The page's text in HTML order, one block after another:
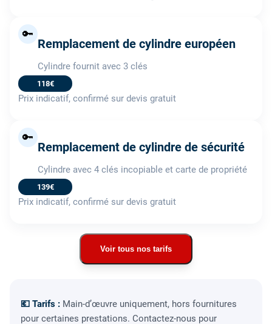
🔑
Remplacement de cylindre européen
Cylindre fournit avec 3 clés
118€
Prix indicatif, confirmé sur devis gratuit
🔑
Remplacement de cylindre de sécurité
Cylindre avec 4 clés incopiable et carte de propriété
139€
Prix indicatif, confirmé sur devis gratuit
Voir tous nos tarifs
💶 Tarifs : Main-d’œuvre uniquement, hors fournitures
pour certaines prestations. Contactez-nous pour